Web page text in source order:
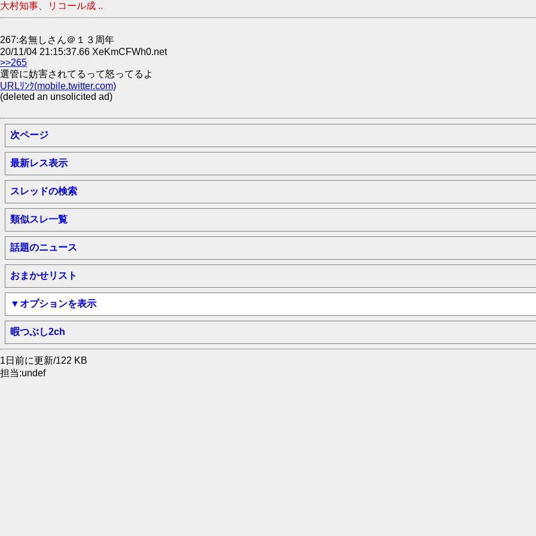
大村知事、リコール成 ..
267:名無しさん＠１３周年
20/11/04 21:15:37.66 XeKmCFWh0.net
>>265
選管に妨害されてるって怒ってるよ
URLﾘﾝｸ(mobile.twitter.com)
(deleted an unsolicited ad)
次ページ
最新レス表示
スレッドの検索
類似スレ一覧
話題のニュース
おまかせリスト
▼オプションを表示
暇つぶし2ch
1日前に更新/122 KB
担当:undef